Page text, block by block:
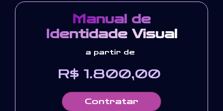
Manual de
Identidade Visual
a partir de
R$ 1.800,00
Contratar